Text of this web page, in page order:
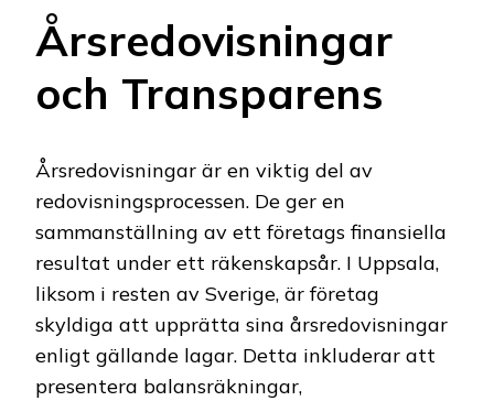
Årsredovisningar
och Transparens
Årsredovisningar är en viktig del av
redovisningsprocessen. De ger en
sammanställning av ett företags finansiella
resultat under ett räkenskapsår. I Uppsala,
liksom i resten av Sverige, är företag
skyldiga att upprätta sina årsredovisningar
enligt gällande lagar. Detta inkluderar att
presentera balansräkningar,